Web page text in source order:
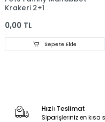
Krakeri 2+1
0,00 TL
Sepete Ekle
Hızlı Teslimat
Siparişleriniz en kısa